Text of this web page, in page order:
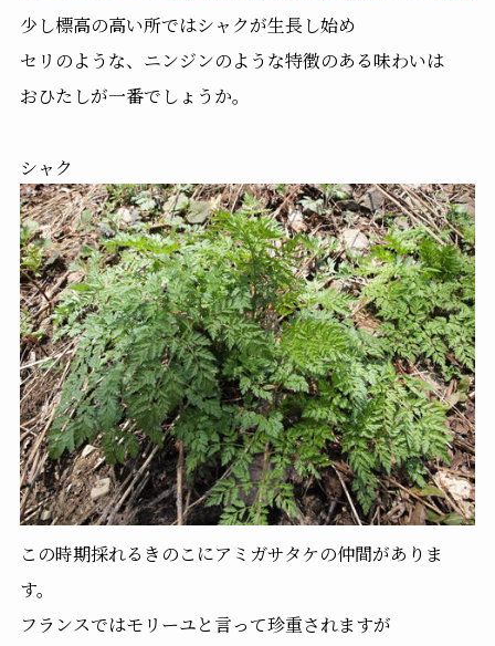
少し標高の高い所ではシャクが生長し始め
セリのような、ニンジンのような特徴のある味わいは
おひたしが一番でしょうか。
シャク
この時期採れるきのこにアミガサタケの仲間がありま
す。
フランスではモリーユと言って珍重されますが